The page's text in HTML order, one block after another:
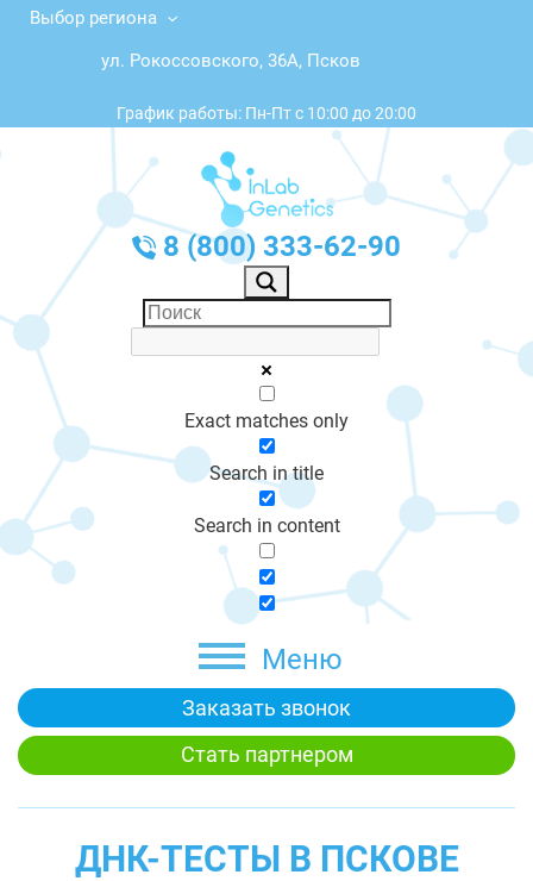
Выбор региона
ул. Рокоссовского, 36А, Псков
График работы: Пн-Пт с 10:00 до 20:00
8 (800) 333-62-90
Exact matches only
Search in title
Search in content
Меню
Заказать звонок
Стать партнером
ДНК-ТЕСТЫ В ПСКОВЕ